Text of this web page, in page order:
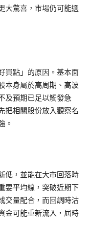
大驚喜，市場仍可能選
買點」的原因。基本面
本身屬於高周期、高波
及預期已足以觸發急
把相關股份放入觀察名
。
低，並能在大市回落時
要平均線，突破近期下
交量配合，而回調時沽
金可能重新流入，屆時